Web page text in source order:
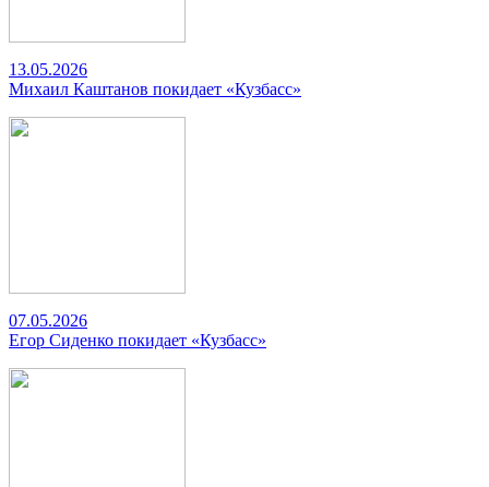
13.05.2026
Михаил Каштанов покидает «Кузбасс»
07.05.2026
Егор Сиденко покидает «Кузбасс»